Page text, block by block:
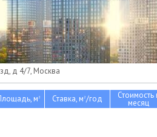
д 4/7, Москва
м2 Ставка, м2/год Стоимость
месяц